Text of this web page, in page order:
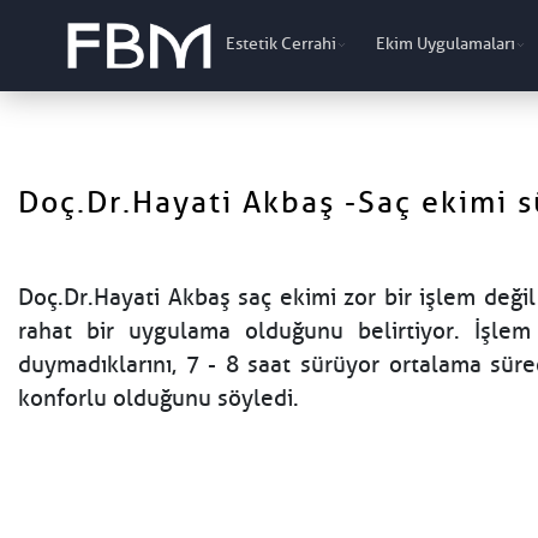
Estetik Cerrahi Ekim Uygulamaları
Doç.Dr.Hayati Akbaş -Saç ekimi
Doç.Dr.Hayati Akbaş saç ekimi zor bir işlem değil
rahat bir uygulama olduğunu belirtiyor. İşlem
duymadıklarını, 7 - 8 saat sürüyor ortalama
konforlu olduğunu söyledi.